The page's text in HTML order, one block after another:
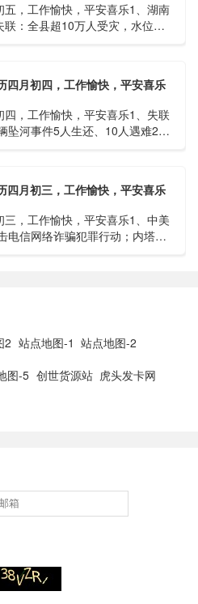
，工作愉快，平安喜乐1、湖南
：全县超10万人受灾，水位正
四月初四，工作愉快，平安喜乐
，工作愉快，平安喜乐1、失联
坠河事件5人生还、10人遇难2、
四月初三，工作愉快，平安喜乐
，工作愉快，平安喜乐1、中美
电信网络诈骗犯罪行动；内塔尼
2 站点地图-1 站点地图-2
图-5 创世货源站 虎头发卡网